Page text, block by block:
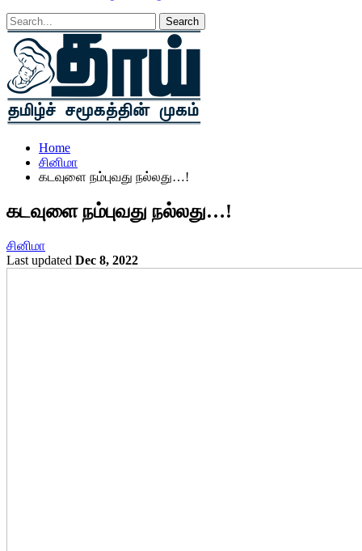
Home
சினிமா
கடவுளை நம்புவது நல்லது…!
கடவுளை நம்புவது நல்லது…!
சினிமா
Last updated Dec 8, 2022